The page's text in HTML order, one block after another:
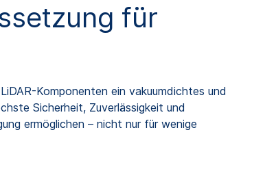
für
Komponenten ein vakuumdichtes und
Sicherheit, Zuverlässigkeit und
ermöglichen – nicht nur für wenige